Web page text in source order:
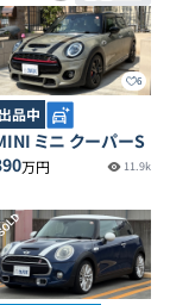
6
出品中
ミニ クーパーS
万円 11.9k